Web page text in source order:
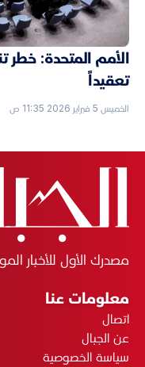
الأمم المتحدة: خطر
تعقيداً
الخميس 5 فبراير 2026 11:35 ص
مصدرك الأول للأخبار
معلومات عنا
اتصال
عن الجبال
سياسة الخصوصية